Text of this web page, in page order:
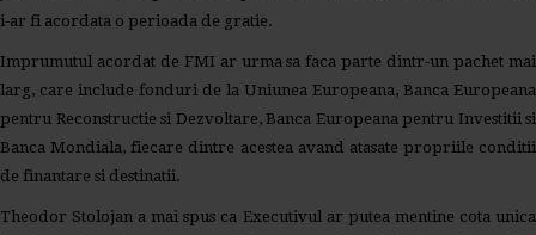
i-ar fi acordata o perioada de gratie.
Imprumutul acordat de FMI ar urma sa faca parte dintr-un pachet mai
larg, care include fonduri de la Uniunea Europeana, Banca Europeana
pentru Reconstructie si Dezvoltare, Banca Europeana pentru Investitii si
Banca Mondiala, fiecare dintre acestea avand atasate propriile conditii
de finantare si destinatii.
Theodor Stolojan a mai spus ca Executivul ar putea mentine cota unica